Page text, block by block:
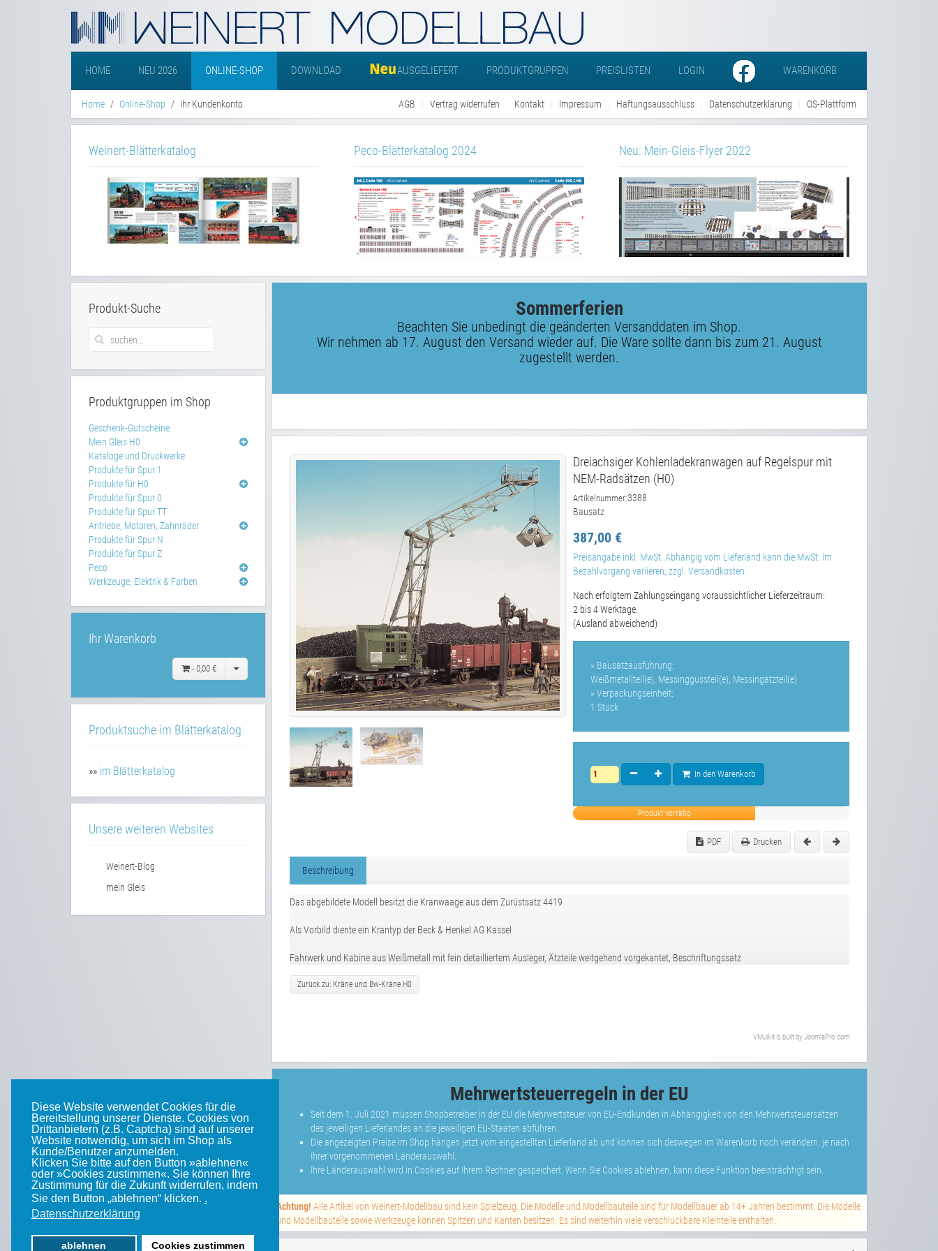
Diese Website verwendet Cookies für die
Bereitstellung unserer Dienste. Cookies von
Drittanbietern (z.B. Captcha) sind auf unserer
Website notwendig, um sich im Shop als
Kunde/Benutzer anzumelden.
Klicken Sie bitte auf den Button »ablehnen«
oder »Cookies zustimmen«. Sie können Ihre
Zustimmung für die Zukunft widerrufen, indem
Sie den Button „ablehnen“ klicken. .
Datenschutzerklärung
ablehnen Cookies zustimmen
HOME NEU 2026 ONLINE-SHOP DOWNLOAD AUSGELIEFERT PRODUKTGRUPPEN PREISLISTEN LOGIN WARENKORB
Home Online-Shop Ihr Kundenkonto AGB Vertrag widerrufen Kontakt Impressum Haftungsausschluss Datenschutzerklärung OS-Plattform
Weinert-Blätterkatalog Peco-Blätterkatalog 2024 Neu: Mein-Gleis-Flyer 2022
Sommerferien
Beachten Sie unbedingt die geänderten Versanddaten im Shop.
Wir nehmen ab 17. August den Versand wieder auf. Die Ware sollte dann bis zum 21. August
zugestellt werden.
Dreiachsiger Kohlenladekranwagen auf Regelspur mit
NEM-Radsätzen (H0)
Artikelnummer:3388
Bausatz
387,00 €
Preisangabe inkl. MwSt. Abhängig vom Lieferland kann die MwSt. im
Bezahlvorgang variieren; zzgl. Versandkosten
Nach erfolgtem Zahlungseingang voraussichtlicher Lieferzeitraum:
2 bis 4 Werktage.
(Ausland abweichend)
» Bausatzausführung:
Weißmetallteil(e), Messinggussteil(e), Messingätzteil(e)
» Verpackungseinheit:
1 Stück
In den Warenkorb
Produkt vorrätig
PDF Drucken
Beschreibung
Das abgebildete Modell besitzt die Kranwaage aus dem Zurüstsatz 4419
Als Vorbild diente ein Krantyp der Beck & Henkel AG Kassel
Fahrwerk und Kabine aus Weißmetall mit fein detailliertem Ausleger, Ätzteile weitgehend vorgekantet, Beschriftungssatz
Zurück zu: Kräne und Bw-Kräne H0
VMuikit is built by JoomlaPro.com
Mehrwertsteuerregeln in der EU
Seit dem 1. Juli 2021 müssen Shopbetreiber in der EU die Mehrwertsteuer von EU-Endkunden in Abhängigkeit von den Mehrwertsteuersätzen
des jeweiligen Lieferlandes an die jeweiligen EU-Staaten abführen.
Die angezeigten Preise im Shop hängen jetzt vom eingestellten Lieferland ab und können sich deswegen im Warenkorb noch verändern, je nach
Ihrer vorgenommenen Länderauswahl.
Ihre Länderauswahl wird in Cookies auf Ihrem Rechner gespeichert. Wenn Sie Cookies ablehnen, kann diese Funktion beeinträchtigt sein.
Achtung! Alle Artikel von Weinert-Modellbau sind kein Spielzeug. Die Modelle und Modellbauteile sind für Modellbauer ab 14+ Jahren bestimmt. Die Modelle
und Modellbauteile sowie Werkzeuge können Spitzen und Kanten besitzen. Es sind weiterhin viele verschluckbare Kleinteile enthalten.
Produkt-Suche
Produktgruppen im Shop
Geschenk-Gutscheine
Mein Gleis H0
Kataloge und Druckwerke
Produkte für Spur 1
Produkte für H0
Produkte für Spur 0
Produkte für Spur TT
Antriebe, Motoren, Zahnräder
Produkte für Spur N
Produkte für Spur Z
Peco
Werkzeuge, Elektrik & Farben
Ihr Warenkorb
- 0,00 €
Produktsuche im Blätterkatalog
»» im Blätterkatalog
Unsere weiteren Websites
Weinert-Blog
mein Gleis